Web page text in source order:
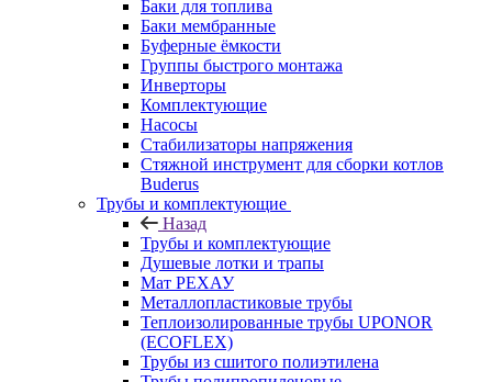
Баки для топлива
Баки мембранные
Буферные ёмкости
Группы быстрого монтажа
Инверторы
Комплектующие
Насосы
Стабилизаторы напряжения
Стяжной инструмент для сборки котлов
Buderus
Трубы и комплектующие
Назад
Трубы и комплектующие
Душевые лотки и трапы
Мат РЕХАУ
Металлопластиковые трубы
Теплоизолированные трубы UPONOR
(ECOFLEX)
Трубы из сшитого полиэтилена